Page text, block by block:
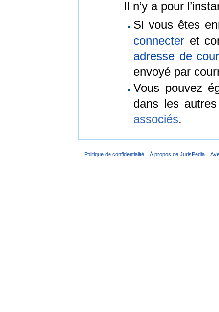
Il n’y a pour
Si vous êtes
connecter et
adresse de
envoyé par
Vous pouvez
dans les
associés.
Politique de confidentialité À propos de JurisPedia